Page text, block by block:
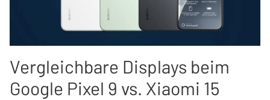
Vergleichbare Displays beim
Google Pixel 9 vs. Xiaomi 15